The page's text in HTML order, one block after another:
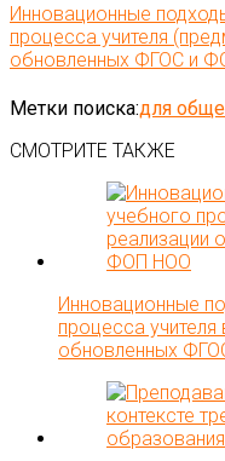
Инновационные
процесса учителя
обновленных ФГОС и
Метки поиска:для
СМОТРИТЕ ТАКЖЕ
Инновационные
процесса учителя
обновленных